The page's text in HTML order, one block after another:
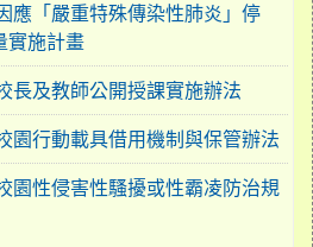
應「嚴重特殊傳染性肺炎」停
實施計畫
長及教師公開授課實施辦法
園行動載具借用機制與保管辦法
園性侵害性騷擾或性霸凌防治規